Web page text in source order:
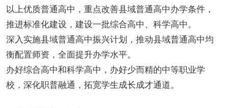
以上优质普通高中，重点改善县域普通高中办学条件，
推进标准化建设，建设一批综合高中、科学高中。
深入实施县域普通高中振兴计划，推动县域普通高中均
衡配置师资，全面提升办学水平。
办好综合高中和科学高中，办好少而精的中等职业学
校，深化职普融通，拓宽学生成长成才通道。